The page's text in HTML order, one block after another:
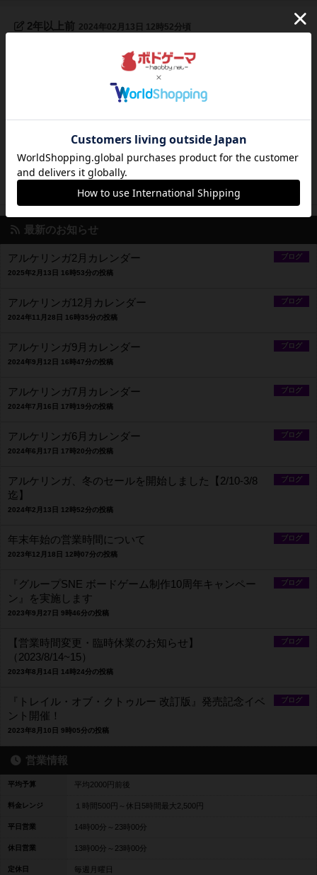
2年以上前 2024年02月13日 12時52分頃
アルケリンガでは、公式ECサイト「SNE-EC」のオープン3
周年を記念して、ボードゲームのセールを行います。今回
は、謎解きやストーリーを楽しんでもらうゲームを中心に、
ライナー・クニツィア作品の「大きめ箱の作品」がお値打ち
試遊してか...
最新のお知らせ
ブログ
アルケリンガ2月カレンダー
2025年2月13日 16時53分の投稿
ブログ
アルケリンガ12月カレンダー
2024年11月28日 16時35分の投稿
ブログ
アルケリンガ9月カレンダー
2024年9月12日 16時47分の投稿
ブログ
アルケリンガ7月カレンダー
2024年7月16日 17時19分の投稿
ブログ
アルケリンガ6月カレンダー
2024年6月17日 17時20分の投稿
ブログ
アルケリンガ、冬のセールを開始しました【2/10-3/8
迄】
2024年2月13日 12時52分の投稿
ブログ
年末年始の営業時間について
2023年12月18日 12時07分の投稿
ブログ
『グループSNE ボードゲーム制作10周年キャンペー
ン』を実施します
2023年9月27日 9時46分の投稿
ブログ
【営業時間変更・臨時休業のお知らせ】
（2023/8/14~15）
2023年8月14日 14時24分の投稿
ブログ
『トレイル・オブ・クトゥルー 改訂版』発売記念イベ
ント開催！
2023年8月10日 9時05分の投稿
営業情報
平均予算 平均2000円前後
料金レンジ １時間500円～休日5時間最大2,500円
平日営業 14時00分～23時00分
休日営業 13時00分～23時00分
定休日 毎週月曜日